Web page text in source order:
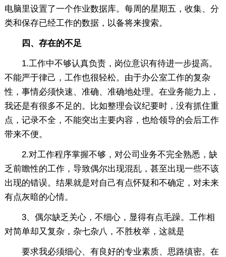
电脑里设置了一个作业数据库。每周的星期五，收集、分
类和保存已经工作的数据，以备将来搜索。
四、存在的不足
1.工作中不够认真负责，岗位意识有待进一步提高。
不能严于律己，工作也很轻松。由于办公室工作的复杂
性，事情必须快速、准确、准确地处理。在业务能力上，
我还是有很多不足的。比如整理会议纪要时，没有抓住重
点，记录不全，不能突出主要内容，也给领导的会后工作
带来不便。
2.对工作程序掌握不够，对公司业务不完全熟悉，缺
乏前瞻性的工作，导致偶尔出现混乱，甚至出现一些不该
出现的错误。结果就是对自己有点怀疑和不确定，对未来
有点灰暗的心情。
3、偶尔缺乏关心，不细心，显得有点毛躁。工作相
对简单却又复杂，杂七杂八，不胜枚举，这就是
要求我必须细心、有良好的专业素质、思路缜密。在